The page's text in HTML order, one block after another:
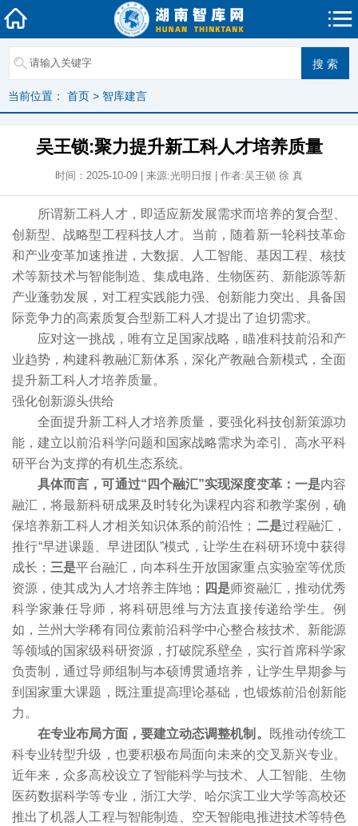
当前位置： 首页 > 智库建言
吴王锁:聚力提升新工科人才培养质量
时间：2025-10-09 | 来源:光明日报 | 作者:吴王锁 徐 真
所谓新工科人才，即适应新发展需求而培养的复合型、
创新型、战略型工程科技人才。当前，随着新一轮科技革命
和产业变革加速推进，大数据、人工智能、基因工程、核技
术等新技术与智能制造、集成电路、生物医药、新能源等新
产业蓬勃发展，对工程实践能力强、创新能力突出、具备国
际竞争力的高素质复合型新工科人才提出了迫切需求。
应对这一挑战，唯有立足国家战略，瞄准科技前沿和产
业趋势，构建科教融汇新体系，深化产教融合新模式，全面
提升新工科人才培养质量。
强化创新源头供给
全面提升新工科人才培养质量，要强化科技创新策源功
能，建立以前沿科学问题和国家战略需求为牵引、高水平科
研平台为支撑的有机生态系统。
具体而言，可通过“四个融汇”实现深度变革：一是内容
融汇，将最新科研成果及时转化为课程内容和教学案例，确
保培养新工科人才相关知识体系的前沿性； 二是过程融汇，
推行“早进课题、早进团队”模式，让学生在科研环境中获得
成长； 三是平台融汇，向本科生开放国家重点实验室等优质
资源，使其成为人才培养主阵地； 四是师资融汇，推动优秀
科学家兼任导师，将科研思维与方法直接传递给学生。例
如，兰州大学稀有同位素前沿科学中心整合核技术、新能源
等领域的国家级科研资源，打破院系壁垒，实行首席科学家
负责制，通过导师组制与本硕博贯通培养，让学生早期参与
到国家重大课题，既注重提高理论基础，也锻炼前沿创新能
力。
在专业布局方面，要建立动态调整机制。
既推动传统工
科专业转型升级，也要积极布局面向未来的交叉新兴专业。
近年来，众多高校设立了智能科学与技术、人工智能、生物
医药数据科学等专业，浙江大学、哈尔滨工业大学等高校还
推出了机器人工程与智能制造、空天智能电推进技术等特色